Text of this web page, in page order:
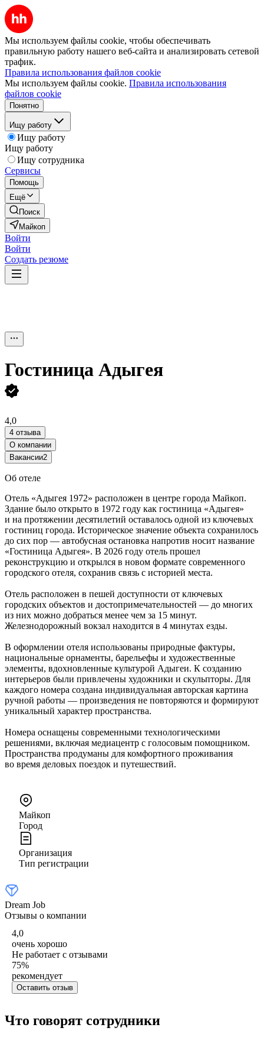
Мы используем файлы cookie, чтобы обеспечивать
правильную работу нашего веб-сайта и анализировать сетевой
трафик.
Правила использования файлов cookie
Мы используем файлы cookie. Правила использования
файлов cookie
Понятно
Ищу работу
Ищу работу
Ищу работу
Ищу сотрудника
Сервисы
Помощь
Ещё
Поиск
Майкоп
Войти
Войти
Создать резюме
Гостиница Адыгея
4,0
4 отзыва
О компании
Вакансии2
Об отеле
Отель «Адыгея 1972» расположен в центре города Майкоп.
Здание было открыто в 1972 году как гостиница «Адыгея»
и на протяжении десятилетий оставалось одной из ключевых
гостиниц города. Историческое значение объекта сохранилось
до сих пор — автобусная остановка напротив носит название
«Гостиница Адыгея». В 2026 году отель прошел
реконструкцию и открылся в новом формате современного
городского отеля, сохранив связь с историей места.
Отель расположен в пешей доступности от ключевых
городских объектов и достопримечательностей — до многих
из них можно добраться менее чем за 15 минут.
Железнодорожный вокзал находится в 4 минутах езды.
В оформлении отеля использованы природные фактуры,
национальные орнаменты, барельефы и художественные
элементы, вдохновленные культурой Адыгеи. К созданию
интерьеров были привлечены художники и скульпторы. Для
каждого номера создана индивидуальная авторская картина
ручной работы — произведения не повторяются и формируют
уникальный характер пространства.
Номера оснащены современными технологическими
решениями, включая медиацентр с голосовым помощником.
Пространства продуманы для комфортного проживания
во время деловых поездок и путешествий.
Майкоп
Город
Организация
Тип регистрации
Dream Job
Отзывы о компании
4,0
очень хорошо
Не работает с отзывами
75%
рекомендует
Оставить отзыв
Что говорят сотрудники